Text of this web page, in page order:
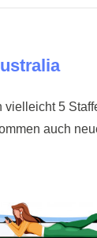
vielleicht 5
auch